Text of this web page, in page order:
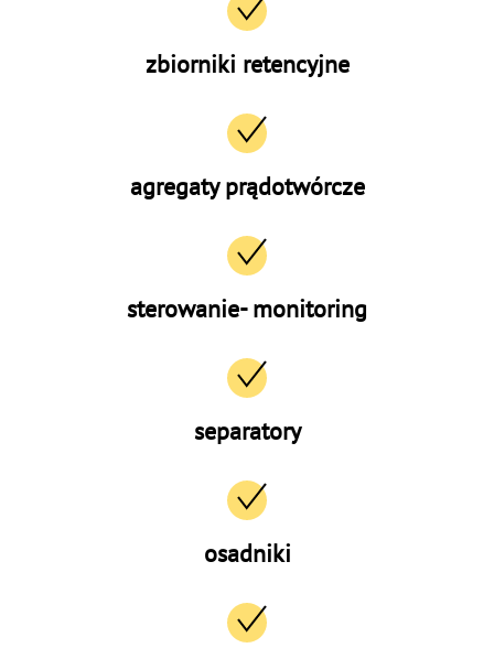
zbiorniki retencyjne
agregaty prądotwórcze
sterowanie- monitoring
separatory
osadniki